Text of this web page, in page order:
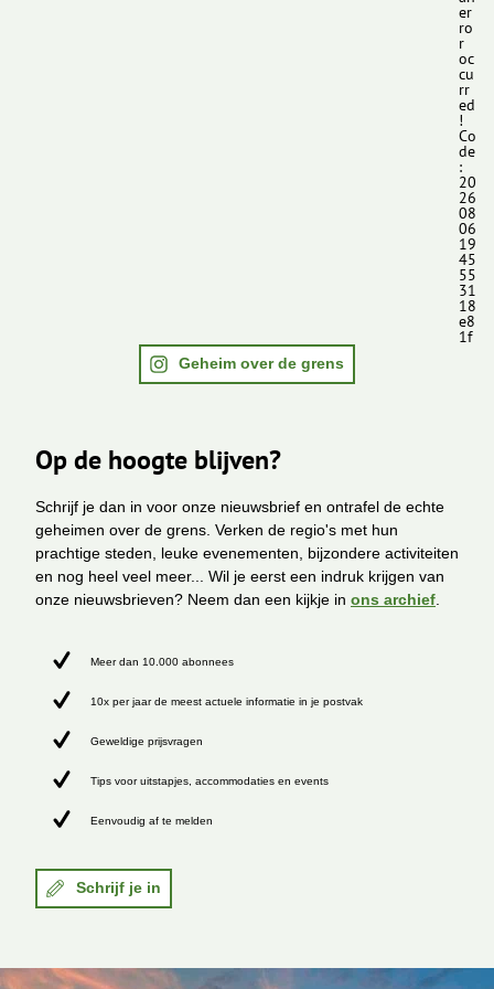
er
ro
r
oc
cu
rr
ed
!
Co
de
:
20
26
08
06
19
45
55
31
18
e8
1f
Geheim over de grens
Op de hoogte blijven?
Schrijf je dan in voor onze nieuwsbrief en ontrafel de echte
geheimen over de grens. Verken de regio's met hun
prachtige steden, leuke evenementen, bijzondere activiteiten
en nog heel veel meer... Wil je eerst een indruk krijgen van
onze nieuwsbrieven? Neem dan een kijkje in ons archief
Meer dan 10.000 abonnees
10x per jaar de meest actuele informatie in je postvak
Geweldige prijsvragen
Tips voor uitstapjes, accommodaties en events
Eenvoudig af te melden
Schrijf je in